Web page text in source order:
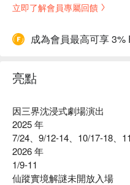
立即了解會員專屬回饋
成為會員最高可享 3%
亮點
因三界沈浸式劇場演出
2025 年
7/24、9/12-14、10/17-18、
2026 年
1/9-11
仙蹤實境解謎未開放入場